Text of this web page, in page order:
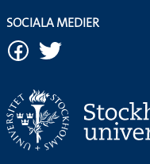
SOCIALA MEDIER